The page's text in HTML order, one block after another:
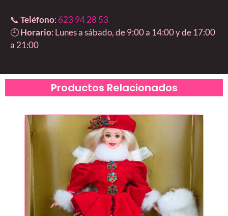
📞 Teléfono: 623 94 28 53
🕘Horario: Lunes a sábado, de 9:00 a 14:00 y de 17:00
a 21:00
Productos Relacionados